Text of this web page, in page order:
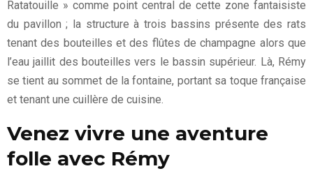
Ratatouille » comme point central de cette zone fantaisiste
du pavillon ; la structure à trois bassins présente des rats
tenant des bouteilles et des flûtes de champagne alors que
l’eau jaillit des bouteilles vers le bassin supérieur. Là, Rémy
se tient au sommet de la fontaine, portant sa toque française
et tenant une cuillère de cuisine.
Venez vivre une aventure
folle avec Rémy